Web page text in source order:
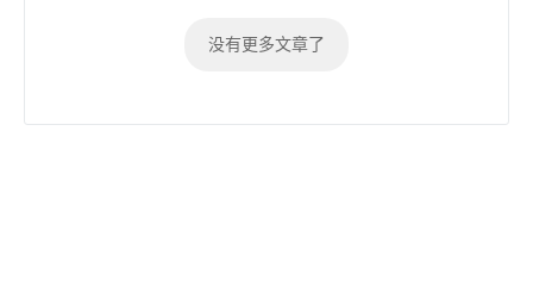
没有更多文章了